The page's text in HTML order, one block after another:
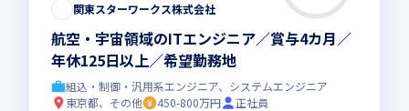
関東スターワークス株式会社
航空・宇宙領域のITエンジニア／賞与4カ月／
年休125日以上／希望勤務地
組込・制御・汎用系エンジニア、システムエンジニア
東京都、その他
450-800万円
正社員